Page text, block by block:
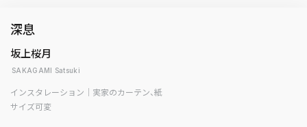
深息
坂上桜月
SAKAGAMI Satsuki
インスタレーション｜実家のカーテン、紙
サイズ可変